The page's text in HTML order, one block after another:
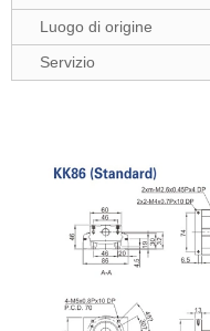
Luogo di origine
Servizio